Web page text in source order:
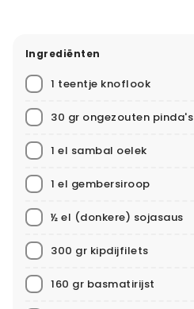
Ingrediënten
1 teentje knoflook
30 gr ongezouten pinda's
1 el sambal oelek
1 el gembersiroop
½ el (donkere) sojasaus
300 gr kipdijfilets
160 gr basmatirijst